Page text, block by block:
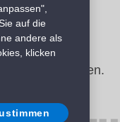
zu teilen.
auf die
andere als
klicken